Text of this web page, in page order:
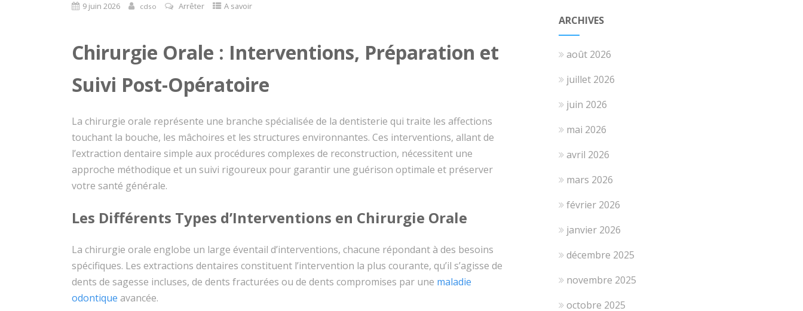
9 juin 2026 cdso Arrêter A savoir
Chirurgie Orale : Interventions, Préparation et
Suivi Post-Opératoire
La chirurgie orale représente une branche spécialisée de la dentisterie qui traite les affections
touchant la bouche, les mâchoires et les structures environnantes. Ces interventions, allant de
l’extraction dentaire simple aux procédures complexes de reconstruction, nécessitent une
approche méthodique et un suivi rigoureux pour garantir une guérison optimale et préserver
votre santé générale.
Les Différents Types d’Interventions en Chirurgie Orale
La chirurgie orale englobe un large éventail d’interventions, chacune répondant à des besoins
spécifiques. Les extractions dentaires constituent l’intervention la plus courante, qu’il s’agisse de
dents de sagesse incluses, de dents fracturées ou de dents compromises par une maladie
odontique avancée.
ARCHIVES
août 2026
juillet 2026
juin 2026
mai 2026
avril 2026
mars 2026
février 2026
janvier 2026
décembre 2025
novembre 2025
octobre 2025